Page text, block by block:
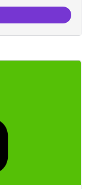
masterclass